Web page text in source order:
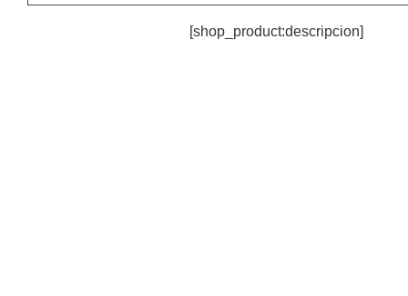
[shop_product:descripcion]